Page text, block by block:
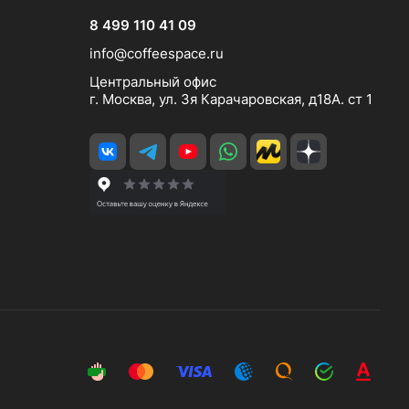
8 499 110 41 09
info@coffeespace.ru
Центральный офис
г. Москва, ул. 3я Карачаровская, д18А. ст 1